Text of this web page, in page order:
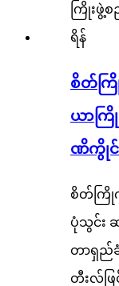
စိတ်ကြို
ယာကြို
ဏိကွိုင်
စိတ်ကြို
ပုံသွင်း
တာရှည်
တီးလ်ဖြ